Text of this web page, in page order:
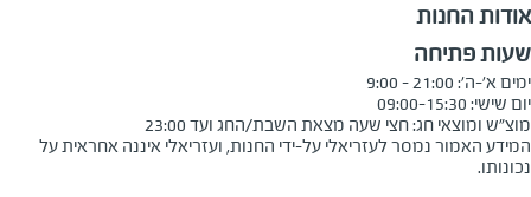
אודות החנות
שעות פתיחה
מוצ"ש ומוצאי חג: חצי שעה מצאת השבת/החג ועד 23:00
המידע האמור נמסר לעזריאלי על-ידי החנות, ועזריאלי איננה אחראית על